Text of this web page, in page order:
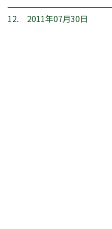
12. 2011年07月30日